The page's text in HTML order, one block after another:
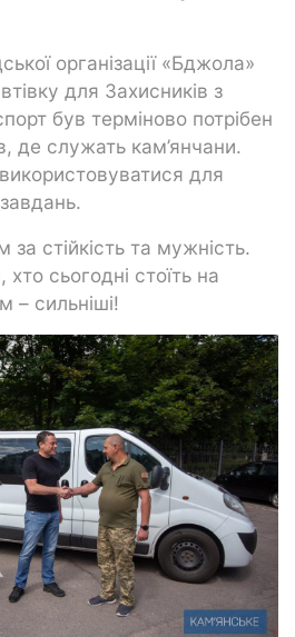
організації «Бджола»
для Захисників з
був терміново потрібен
де служать кам’янчани.
для
стійкість та мужність.
сьогодні стоїть на
– сильніші!